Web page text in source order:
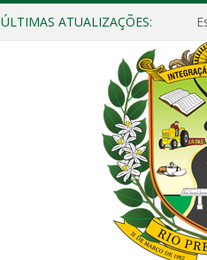
ÚLTIMAS ATUALIZAÇÕES: